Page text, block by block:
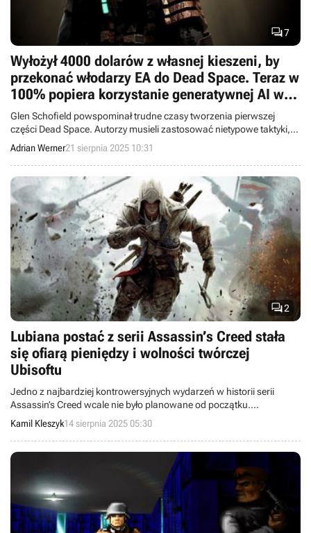
7
Wyłożył 4000 dolarów z własnej kieszeni, by
przekonać włodarzy EA do Dead Space. Teraz w
100% popiera korzystanie generatywnej AI w
produkcji gier
Glen Schofield powspominał trudne czasy tworzenia pierwszej
części Dead Space. Autorzy musieli zastosować nietypowe taktyki,
aby ten projekt został zrealizowany. Ujawnił też wyniki sprzedaży The
Callisto Protocol.
Adrian Werner21 sierpnia 2025 10:31
2
Lubiana postać z serii Assassin’s Creed stała
się ofiarą pieniędzy i wolności twórczej
Ubisoftu
Jedno z najbardziej kontrowersyjnych wydarzeń w historii serii
Assassin’s Creed wcale nie było planowane od początku.
Doprowadziły do niego pieniądze i chęć Ubisoftu do uzyskania
wolności twórczej.
Kamil Kleszyk14 sierpnia 2025 05:30